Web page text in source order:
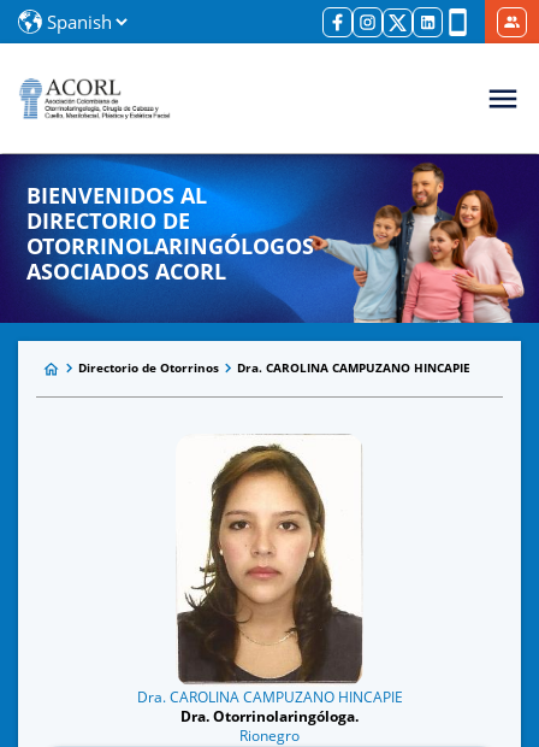
BIENVENIDOS AL
DIRECTORIO DE
OTORRINOLARINGÓLOGOS
ASOCIADOS ACORL
Directorio de Otorrinos Dra. CAROLINA CAMPUZANO HINCAPIE
Dra. CAROLINA CAMPUZANO HINCAPIE
Dra. Otorrinolaringóloga.
Rionegro